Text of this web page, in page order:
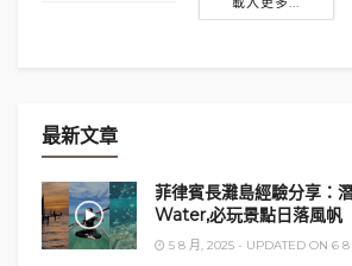
Karen（茄雲）
訂閱本站，每當有新blog文章時自動
→<Subscribe>
最新文章
菲律賓長灘島經驗分享：
Water,必玩景點日落風帆
5 8 月, 2025 - UPDATED ON 6 8